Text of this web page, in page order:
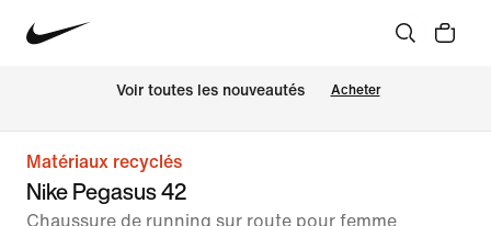
Voir toutes les nouveautés Acheter
Matériaux recyclés
Nike Pegasus 42
Chaussure de running sur route pour femme